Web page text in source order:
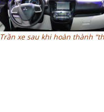
Trần xe sau khi hoàn thành